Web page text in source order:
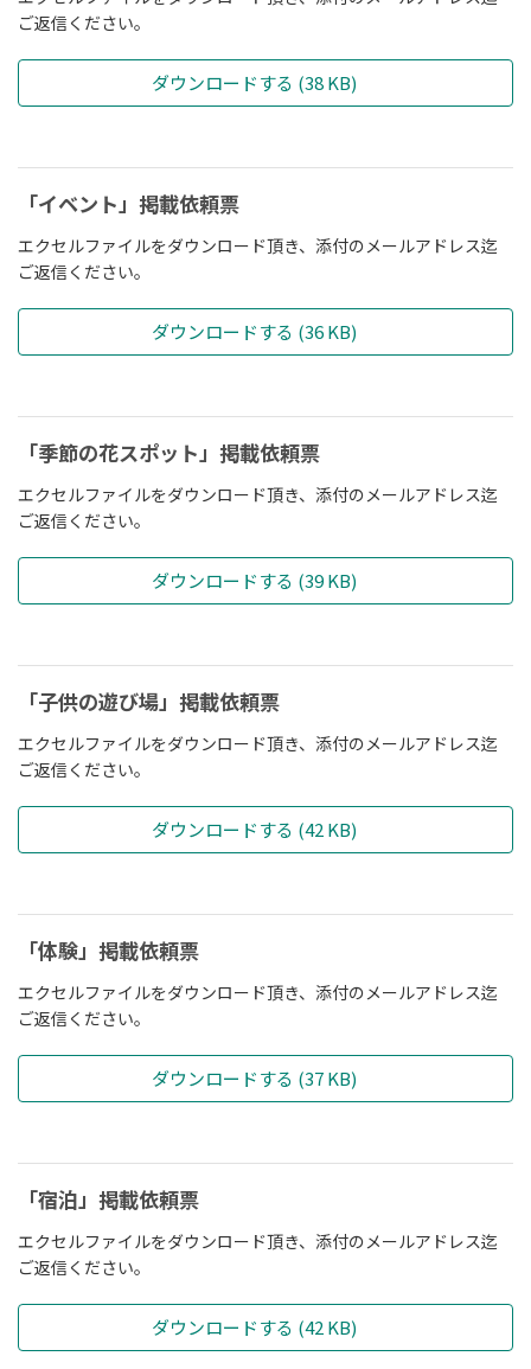
ご返信ください。
ダウンロードする (38 KB)
「イベント」掲載依頼票
エクセルファイルをダウンロード頂き、添付のメールアドレス迄
ご返信ください。
ダウンロードする (36 KB)
「季節の花スポット」掲載依頼票
エクセルファイルをダウンロード頂き、添付のメールアドレス迄
ご返信ください。
ダウンロードする (39 KB)
「子供の遊び場」掲載依頼票
エクセルファイルをダウンロード頂き、添付のメールアドレス迄
ご返信ください。
ダウンロードする (42 KB)
「体験」掲載依頼票
エクセルファイルをダウンロード頂き、添付のメールアドレス迄
ご返信ください。
ダウンロードする (37 KB)
「宿泊」掲載依頼票
エクセルファイルをダウンロード頂き、添付のメールアドレス迄
ご返信ください。
ダウンロードする (42 KB)